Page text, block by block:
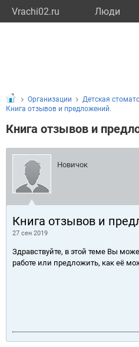
Vrachi02.ru Люди
Организации Детская
Книга отзывов и предложений.
Книга отзывов и
Новичок
Книга отзывов и
27 сен 2019
Здравствуйте, в этой теме Вы
работе или предложить, как её